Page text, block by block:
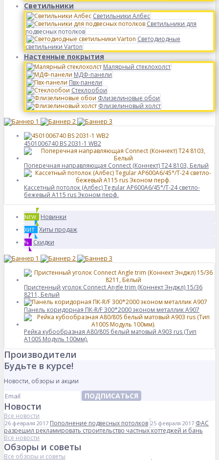
Светильники
Светильники Албес
Светильники для
подвесных потолков
Светодиодные
светильники Varton
Настенные покрытия
Малярный стеклохолст
МДФ-панели
Пвх-панели
Стеклообои
Флизелиновые обои
Флизелиновый холст
4501006740 BS 2031-1 WB2
Поперечная направляющая Connect (Коннект) T24 8103, Белый
Кассетный потолок (Албес) Tegular AP600A6/45°/Т-24 светло-
бежевый А115 rus Эконом перф.
NEW Новинки
ХИТ Хиты продаж
% Скидки
Пристенный уголок Connect Angle trim (Коннект Энджл) 15/36
8211, Белый
Панель коридорная ПК-R/F 300*2000 эконом металлик А907
Рейка кубообразная A80/80S белый матовый А903 rus (Тип
A100S Модуль 100мм).
Производители
Будьте в курсе!
Новости, обзоры и акции
ПОДПИСАТЬСЯ
Новости
Все новости
26 февраля 2017 Пополнение подвесных потолков 25 февраля 2017 ФАС
разрешил рекламировать строительство частных коттеджей и бань
Все новости
Обзоры и советы
Все обзоры и советы